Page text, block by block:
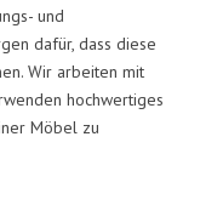
und
dafür, dass diese
Wir arbeiten mit
hochwertiges
Möbel zu